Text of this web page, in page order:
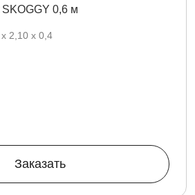
0,6 м
2,10 х 0,4
Заказать